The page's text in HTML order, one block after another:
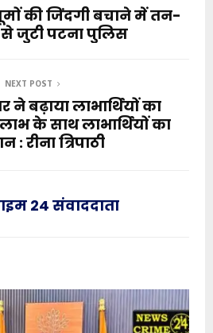
की जिंदगी बचाने में तन-
जुटी पटना पुलिस
NEXT POST
ने बढ़ाया लाभार्थियों का
के साथ लाभार्थियों का
: रीना त्रिपाठी
24 संवाददाता